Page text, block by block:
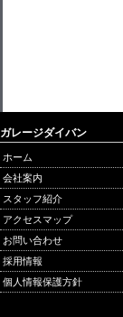
ガレージダイバン
ホーム
会社案内
スタッフ紹介
アクセスマップ
お問い合わせ
採用情報
個人情報保護方針